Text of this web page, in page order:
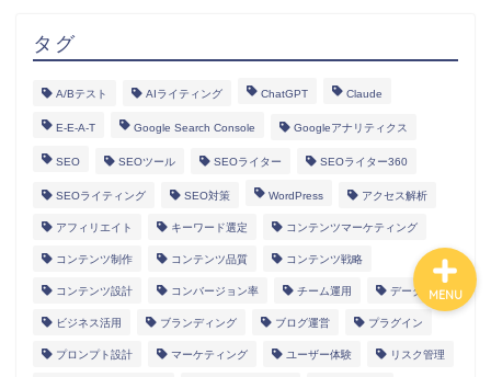
タグ
A/Bテスト AIライティング ChatGPT Claude
E-E-A-T Google Search Console Googleアナリティクス
SEO SEOツール SEOライター SEOライター360
SEOライティング SEO対策 WordPress アクセス解析
アフィリエイト キーワード選定 コンテンツマーケティング
コンテンツ制作 コンテンツ品質 コンテンツ戦略
コンテンツ設計 コンバージョン率 チーム運用 データ分析
ビジネス活用 ブランディング ブログ運営 プラグイン
プロンプト設計 マーケティング ユーザー体験 リスク管理
MENU
マニュアル